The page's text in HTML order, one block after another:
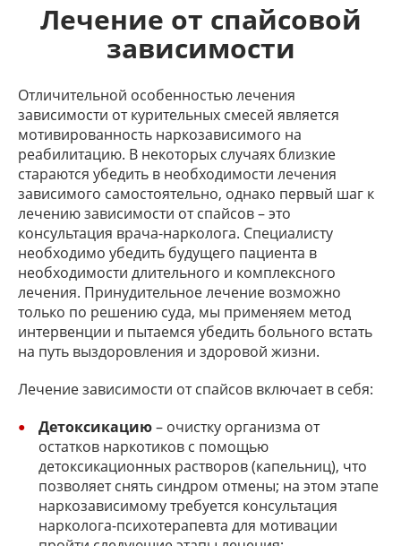
Лечение от спайсовой
зависимости
Отличительной особенностью лечения
зависимости от курительных смесей является
мотивированность наркозависимого на
реабилитацию. В некоторых случаях близкие
стараются убедить в необходимости лечения
зависимого самостоятельно, однако первый шаг к
лечению зависимости от спайсов – это
консультация врача-нарколога. Специалисту
необходимо убедить будущего пациента в
необходимости длительного и комплексного
лечения. Принудительное лечение возможно
только по решению суда, мы применяем метод
интервенции и пытаемся убедить больного встать
на путь выздоровления и здоровой жизни.
Лечение зависимости от спайсов включает в себя:
Детоксикацию– очистку организма от
остатков наркотиков с помощью
детоксикационных растворов (капельниц), что
позволяет снять синдром отмены; на этом этапе
наркозависимому требуется консультация
нарколога-психотерапевта для мотивации